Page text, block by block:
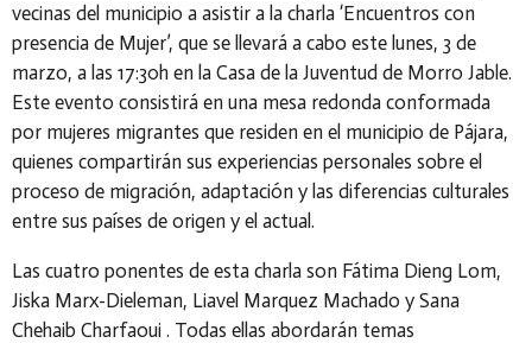
vecinas del municipio a asistir a la charla ‘Encuentros con
presencia de Mujer’, que se llevará a cabo este lunes, 3 de
marzo, a las 17:30h en la Casa de la Juventud de Morro Jable.
Este evento consistirá en una mesa redonda conformada
por mujeres migrantes que residen en el municipio de Pájara,
quienes compartirán sus experiencias personales sobre el
proceso de migración, adaptación y las diferencias culturales
entre sus países de origen y el actual.
Las cuatro ponentes de esta charla son Fátima Dieng Lom,
Jiska Marx-Dieleman, Liavel Marquez Machado y Sana
Chehaib Charfaoui . Todas ellas abordarán temas